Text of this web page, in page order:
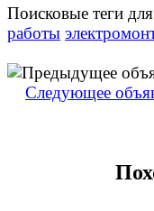
Поисковые теги
работы
Следующее